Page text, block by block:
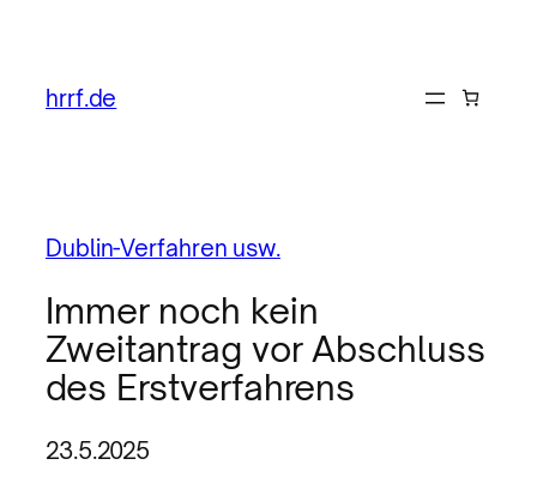
hrrf.de
Dublin-Verfahren usw.
Immer noch kein
Zweitantrag vor Abschluss
des Erstverfahrens
23.5.2025